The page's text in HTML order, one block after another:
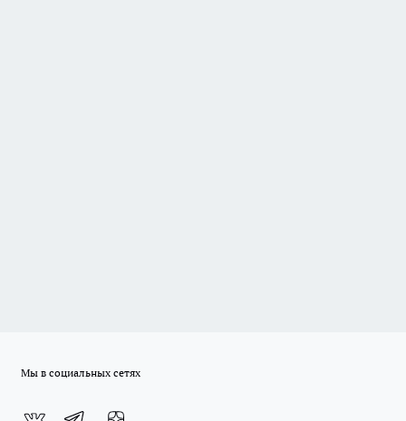
Мы в социальных сетях